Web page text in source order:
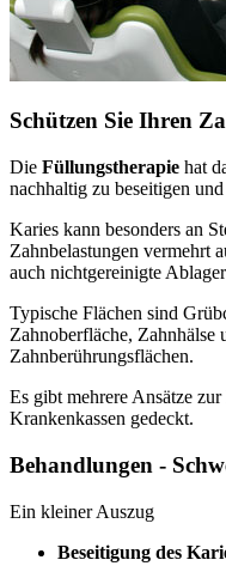
Schützen Sie Ihren
Die Füllungstherapie hat
nachhaltig zu beseitigen
Karies kann besonders an
Zahnbelastungen vermehrt
auch nichtgereinigte
Typische Flächen sind
Zahnoberfläche, Zahnhälse
Zahnberührungsflächen.
Es gibt mehrere Ansätze
Krankenkassen gedeckt.
Behandlungen -
Ein kleiner Auszug
Beseitigung des